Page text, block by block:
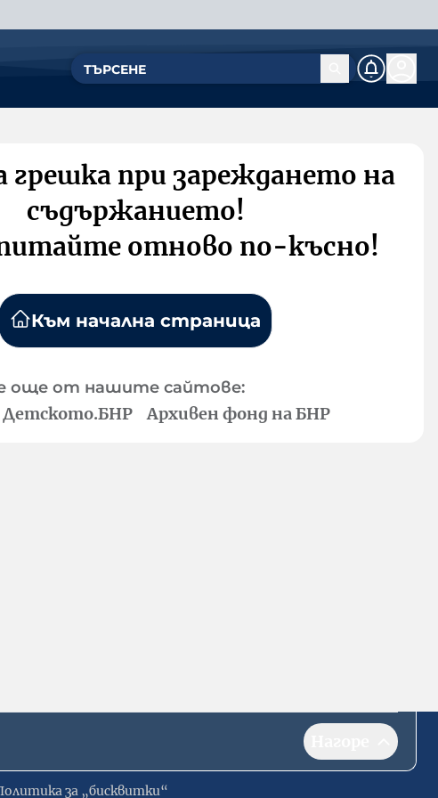
грешка при зареждането на
съдържанието!
отново по-късно!
Към начална страница
още от нашите сайтове:
Детското.БНР Архивен фонд на БНР
за „бисквитки“